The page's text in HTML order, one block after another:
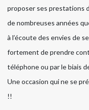
proposer ses prestations
de nombreuses années
à l’écoute des envies de
fortement de prendre
téléphone ou par le biais
Une occasion qui ne se
!!